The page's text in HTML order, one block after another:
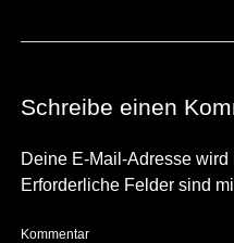
Schreibe einen
Deine E-Mail-Adresse wird
Erforderliche Felder sind
Kommentar